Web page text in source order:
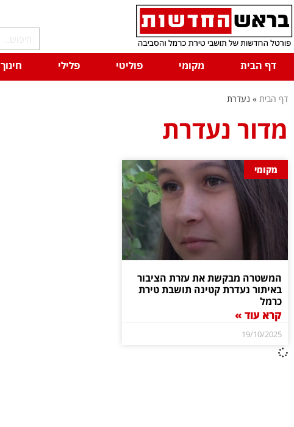
דף הבית
מקומי פוליטי פלילי חינוך
דף הבית » נעדרת
מדור נעדרת
מקומי
המשטרה מבקשת את עזרת הציבור
באיתור נעדרת קטינה תושבת טירת
כרמל
קרא עוד »
19/10/2025